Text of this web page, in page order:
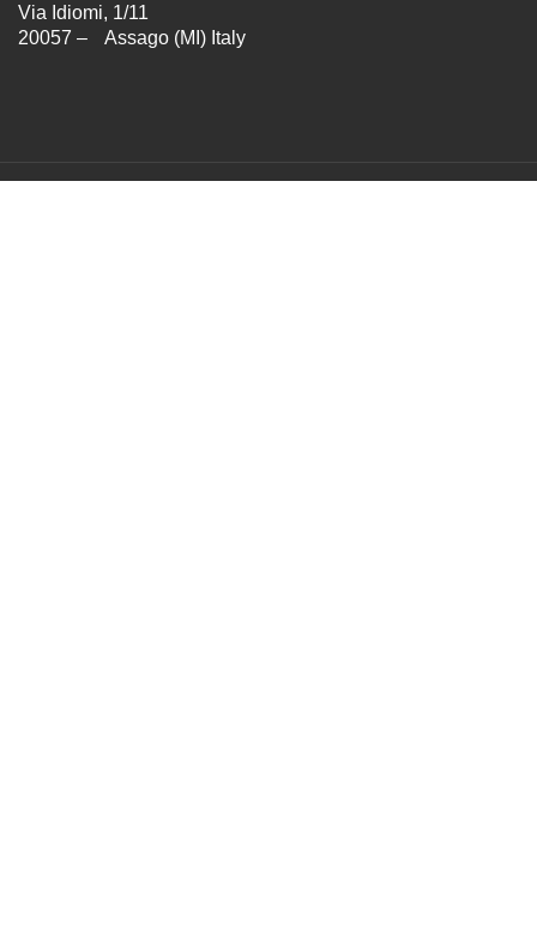
Via Idiomi, 1/11
20057 – Assago (MI) Italy